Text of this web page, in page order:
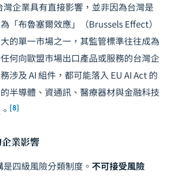
灣企業具有直接影響，並非因為台灣是
「布魯塞爾效應」（Brussels Effect）
的單一市場之一，其監管標準往往成為
何向歐盟市場出口產品或服務的台灣企
涉及 AI 組件，都可能落入 EU AI Act 的
半導體、資通訊、醫療器材與金融科技
[8]
業影響
四級風險分類制度。 不可接受風險